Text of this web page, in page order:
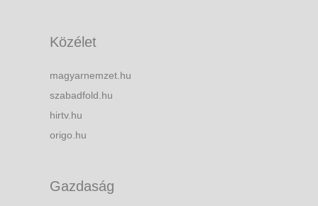
Közélet
magyarnemzet.hu
szabadfold.hu
hirtv.hu
origo.hu
Gazdaság